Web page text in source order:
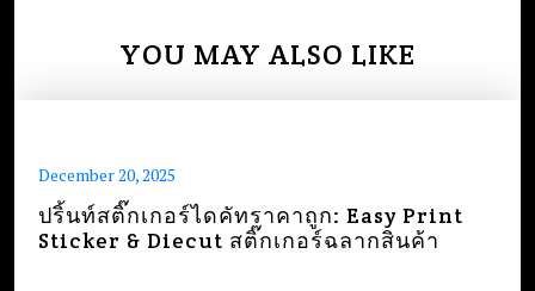
YOU MAY ALSO LIKE
December 20, 2025
ปริ้นท์สติ๊กเกอร์ไดคัทราคาถูก: Easy Print
Sticker & Diecut สติ๊กเกอร์ฉลากสินค้า